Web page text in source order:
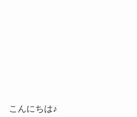
こんにちは♪